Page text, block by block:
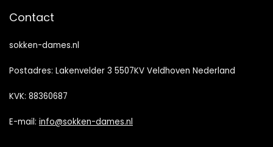
Contact
sokken-dames.nl
Postadres: Lakenvelder 3 5507KV Veldhoven Nederland
KVK: 88360687
E-mail: info@sokken-dames.nl